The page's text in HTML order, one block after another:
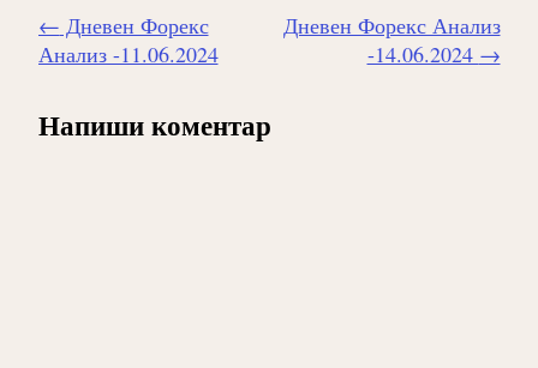
Навигиране
на
← Дневен Форекс
Анализ -11.06.2024
Дневен Форекс Анализ
-14.06.2024 →
Напиши коментар